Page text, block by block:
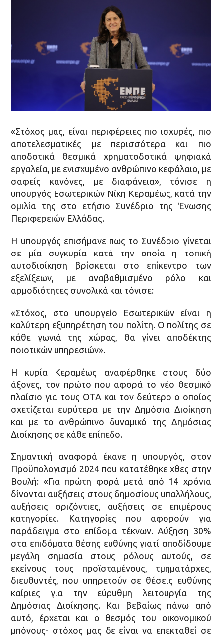
«Στόχος μας, είναι περιφέρειες πιο ισχυρές, πιο
αποτελεσματικές με περισσότερα και πιο
αποδοτικά θεσμικά χρηματοδοτικά ψηφιακά
εργαλεία, με ενισχυμένο ανθρώπινο κεφάλαιο, με
σαφείς κανόνες, με διαφάνεια», τόνισε η
υπουργός Εσωτερικών Νίκη Κεραμέως, κατά την
ομιλία της στο ετήσιο Συνέδριο της Ένωσης
Περιφερειών Ελλάδας.
Η υπουργός επισήμανε πως το Συνέδριο γίνεται
σε μία συγκυρία κατά την οποία η τοπική
αυτοδιοίκηση βρίσκεται στο επίκεντρο των
εξελίξεων, με αναβαθμισμένο ρόλο και
αρμοδιότητες συνολικά και τόνισε:
«Στόχος, στο υπουργείο Εσωτερικών είναι η
καλύτερη εξυπηρέτηση του πολίτη. Ο πολίτης σε
κάθε γωνιά της χώρας, θα γίνει αποδέκτης
ποιοτικών υπηρεσιών».
H κυρία Κεραμέως αναφέρθηκε στους δύο
άξονες, τον πρώτο που αφορά το νέο θεσμικό
πλαίσιο για τους ΟΤΑ και τον δεύτερο ο οποίος
σχετίζεται ευρύτερα με την Δημόσια Διοίκηση
και με το ανθρώπινο δυναμικό της Δημόσιας
Διοίκησης σε κάθε επίπεδο.
Σημαντική αναφορά έκανε η υπουργός, στον
Προϋπολογισμό 2024 που κατατέθηκε χθες στην
Βουλή: «Για πρώτη φορά μετά από 14 χρόνια
δίνονται αυξήσεις στους δημοσίους υπαλλήλους,
αυξήσεις οριζόντιες, αυξήσεις σε επιμέρους
κατηγορίες. Κατηγορίες που αφορούν για
παράδειγμα στο επίδομα τέκνων. Αύξηση 30%
στα επιδόματα θέσης ευθύνης γιατί αποδίδουμε
μεγάλη σημασία στους ρόλους αυτούς, σε
εκείνους τους προϊσταμένους, τμηματάρχες,
διευθυντές, που υπηρετούν σε θέσεις ευθύνης
καίριες για την εύρυθμη λειτουργία της
Δημόσιας Διοίκησης. Και βεβαίως πάνω από
αυτό, έρχεται και ο θεσμός του οικονομικού
μπόνους- στόχος μας δε είναι να επεκταθεί σε